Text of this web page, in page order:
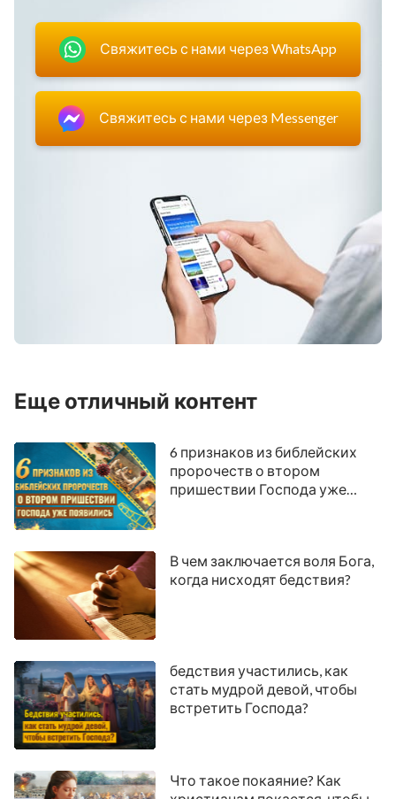
Свяжитесь с нами через WhatsApp
Свяжитесь с нами через Messenger
Еще отличный контент
6 признаков из библейских
пророчеств о втором
пришествии Господа уже
В чем заключается воля Бога,
когда нисходят бедствия?
бедствия участились, как
стать мудрой девой, чтобы
встретить Господа?
Что такое покаяние? Как